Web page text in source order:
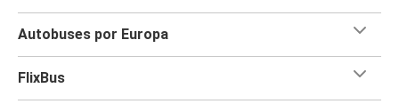
Autobuses por Europa
FlixBus